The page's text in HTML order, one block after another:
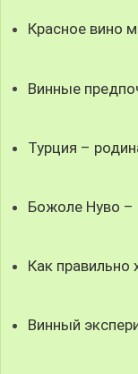
Красное вино
Винные
Турция –
Божоле Нуво –
Как правильно
Винный